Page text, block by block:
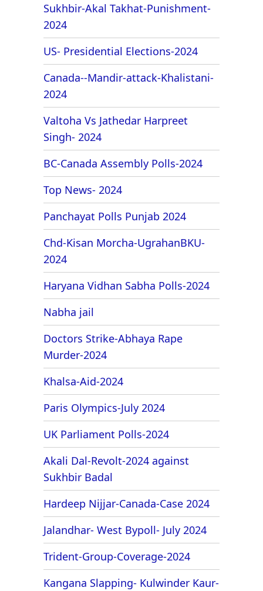
Sukhbir-Akal Takhat-Punishment-
2024
US- Presidential Elections-2024
Canada--Mandir-attack-Khalistani-
2024
Valtoha Vs Jathedar Harpreet
Singh- 2024
BC-Canada Assembly Polls-2024
Top News- 2024
Panchayat Polls Punjab 2024
Chd-Kisan Morcha-UgrahanBKU-
2024
Haryana Vidhan Sabha Polls-2024
Nabha jail
Doctors Strike-Abhaya Rape
Murder-2024
Khalsa-Aid-2024
Paris Olympics-July 2024
UK Parliament Polls-2024
Akali Dal-Revolt-2024 against
Sukhbir Badal
Hardeep Nijjar-Canada-Case 2024
Jalandhar- West Bypoll- July 2024
Trident-Group-Coverage-2024
Kangana Slapping- Kulwinder Kaur-